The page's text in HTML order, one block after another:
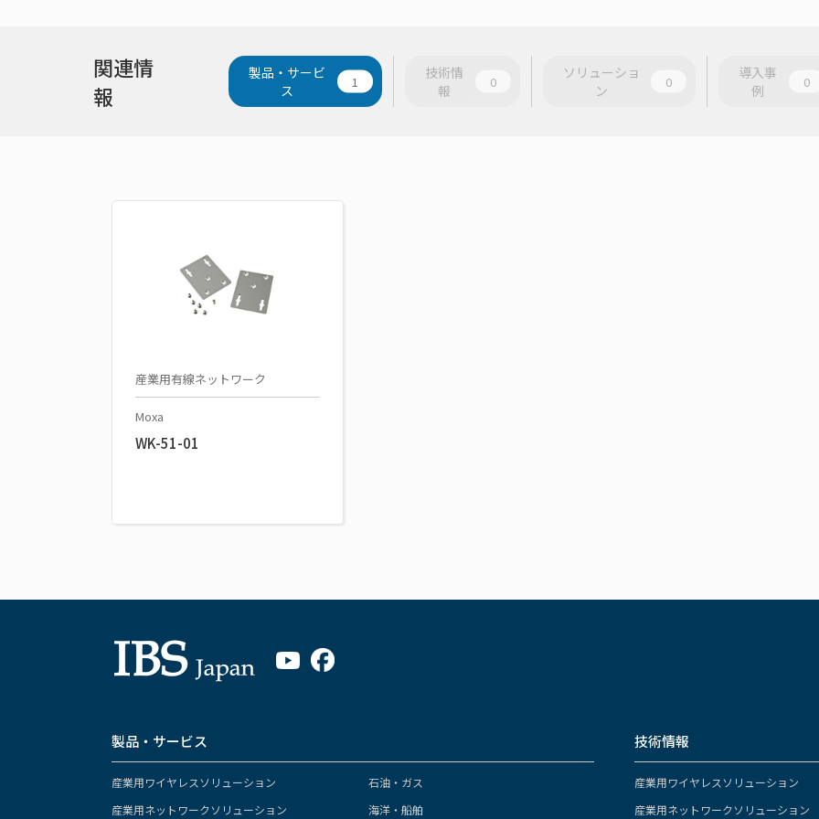
関連情
報
製品・サービ
ス
1
技術情
報
0
ソリューショ
ン
0
導入事
例
0
産業用有線ネットワーク
Moxa
WK-51-01
製品・サービス
産業用ワイヤレスソリューション
産業用ネットワークソリューション
石油・ガス
海洋・船舶
技術情報
産業用ワイヤレスソリューション
産業用ネットワークソリューション